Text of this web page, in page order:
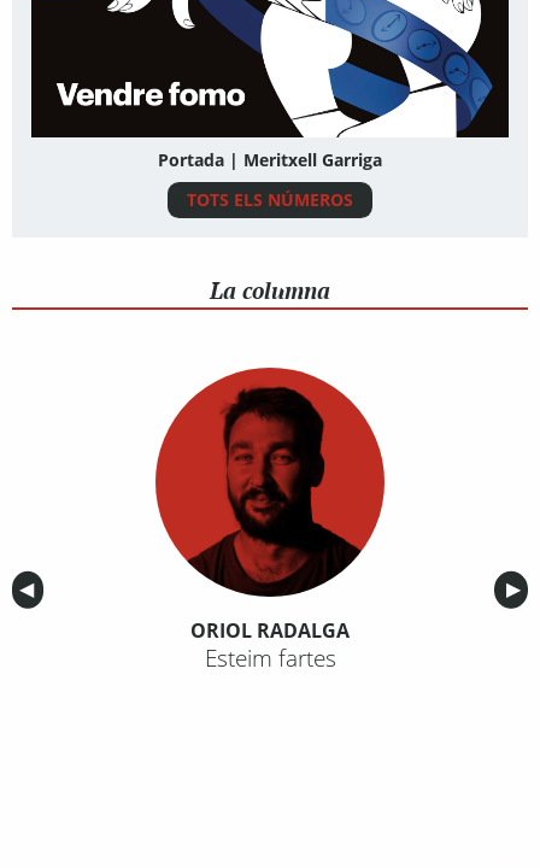
Portada | Meritxell Garriga
TOTS ELS NÚMEROS
La columna
Anterior
◀︎ ▶︎
ORIOL RADALGA
Esteim fartes